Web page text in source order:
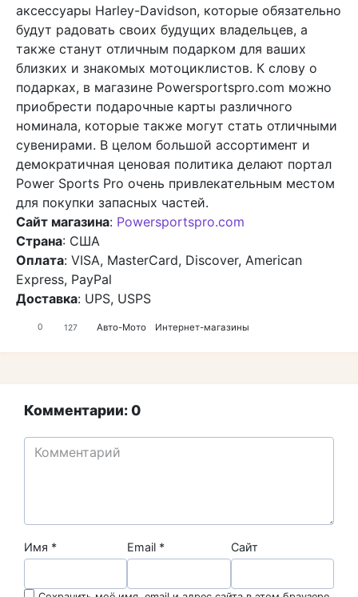
аксессуары Harley-Davidson, которые обязательно
будут радовать своих будущих владельцев, а
также станут отличным подарком для ваших
близких и знакомых мотоциклистов. К слову о
подарках, в магазине Powersportspro.com можно
приобрести подарочные карты различного
номинала, которые также могут стать отличными
сувенирами. В целом большой ассортимент и
демократичная ценовая политика делают портал
Power Sports Pro очень привлекательным местом
для покупки запасных частей.
Сайт магазина: Powersportspro.com
Страна: США
Оплата: VISA, MasterCard, Discover, American
Express, PayPal
Доставка: UPS, USPS
0 127 Авто-Мото Интернет-магазины
Комментарии: 0
Имя * Email * Сайт